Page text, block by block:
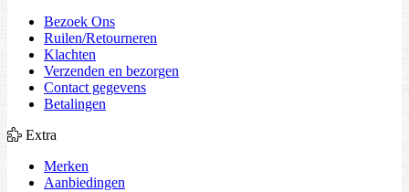
Bezoek Ons
Ruilen/Retourneren
Klachten
Verzenden en bezorgen
Contact gegevens
Betalingen
Extra
Merken
Aanbiedingen